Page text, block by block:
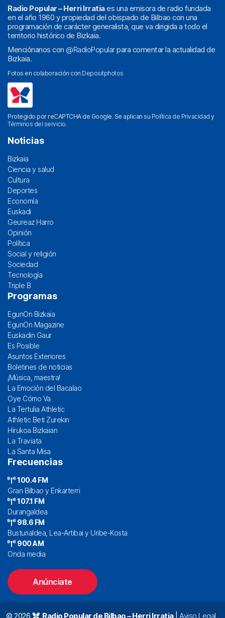
Radio Popular – Herri Irratiaes una emisora de radio fundada
en el año 1960 y propiedad del obispado de Bilbao con una
programación de carácter generalista, que va dirigida a todo el
territorio histórico de Bizkaia.
Menciónanos con @RadioPopularpara comentar la actualidad de
Bizkaia.
Fotos en colaboración con Depositphotos
Protegido por reCAPTCHA de Google. Se aplican su Política de Privacidad y
Términos del servicio.
Noticias
Bizkaia
Ciencia y salud
Cultura
Deportes
Economía
Euskadi
Geureaz Harro
Opinión
Política
Social y religión
Sociedad
Tecnología
Triple B
Programas
EgunOn Bizkaia
EgunOn Magazine
Euskadin Gaur
Es Posible
Asuntos Exteriores
Boletines de noticias
¡Música, maestra!
La Emoción del Bacalao
Oye Cómo Va
La Tertulia Athletic
Athletic Beti Zurekin
Hirukoa Bizkaian
La Traviata
La Santa Misa
Frecuencias
100.4 FM
Gran Bilbao y Enkarterri
107.1 FM
Durangaldea
98.6 FM
Busturialdea, Lea-Artibai y Uribe-Kosta
900 AM
Onda media
Anúnciate
© 2026 Radio Popular de Bilbao – Herri Irratia| Aviso Legal